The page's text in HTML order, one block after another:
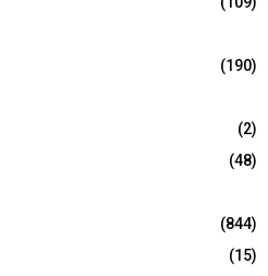
(190)
(2)
(48)
(844)
(15)